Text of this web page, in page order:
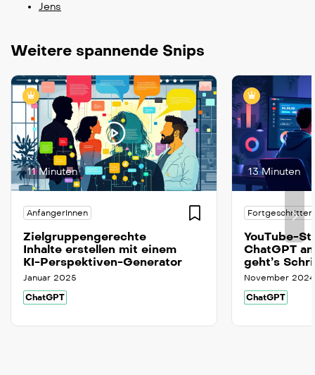
Jens
Weitere spannende Snips
11 Minuten
AnfangerInnen
Zielgruppengerechte
Inhalte erstellen mit einem
KI-Perspektiven-Generator
Januar 2025
ChatGPT
13 Minuten
YouTube-
ChatGPT
geht’s
November 2024
ChatGPT